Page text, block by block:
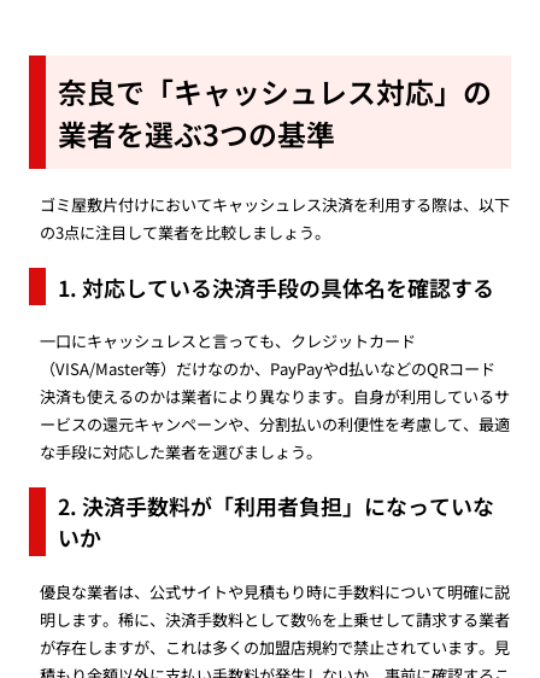
奈良で「キャッシュレス対応」の
業者を選ぶ3つの基準
ゴミ屋敷片付けにおいてキャッシュレス決済を利用する際は、以下
の3点に注目して業者を比較しましょう。
1. 対応している決済手段の具体名を確認する
一口にキャッシュレスと言っても、クレジットカード
（VISA/Master等）だけなのか、PayPayやd払いなどのQRコード
決済も使えるのかは業者により異なります。自身が利用しているサ
ービスの還元キャンペーンや、分割払いの利便性を考慮して、最適
な手段に対応した業者を選びましょう。
2. 決済手数料が「利用者負担」になっていな
いか
優良な業者は、公式サイトや見積もり時に手数料について明確に説
明します。稀に、決済手数料として数％を上乗せして請求する業者
が存在しますが、これは多くの加盟店規約で禁止されています。見